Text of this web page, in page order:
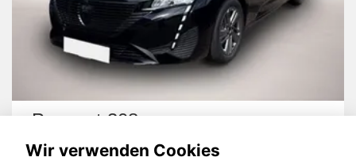
Peugeot 308
Wir verwenden Cookies